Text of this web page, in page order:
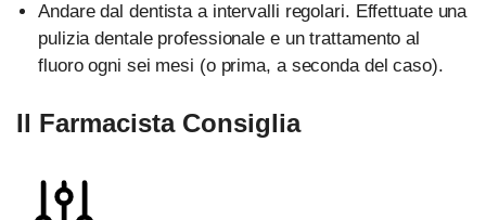
Andare dal dentista a intervalli regolari. Effettuate una
pulizia dentale professionale e un trattamento al
fluoro ogni sei mesi (o prima, a seconda del caso).
Il Farmacista Consiglia